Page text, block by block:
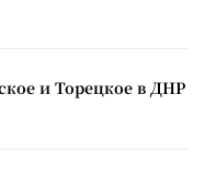
и Торецкое в ДНР